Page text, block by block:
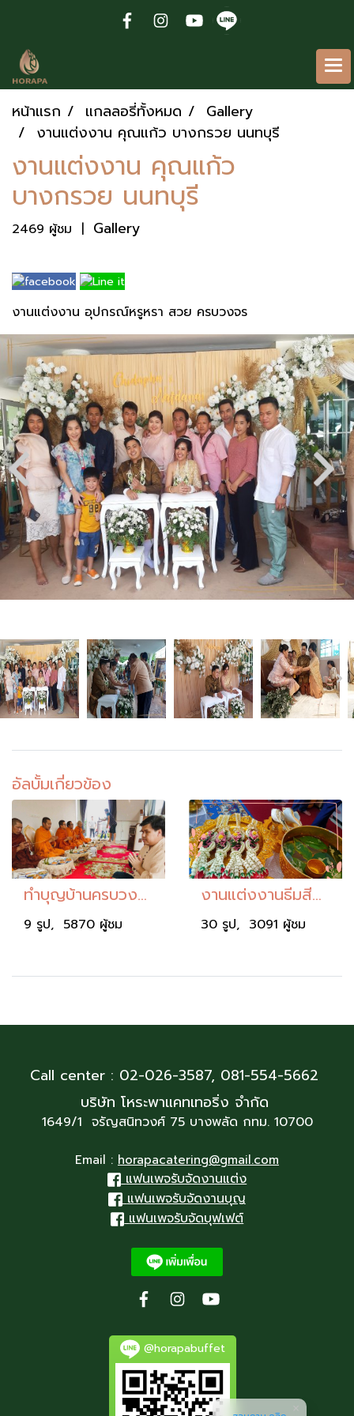
หน้าแรก แกลลอรี่ทั้งหมด
Gallery
งานแต่งงาน คุณแก้ว บางกรวย นนทบุรี
งานแต่งงาน คุณแก้ว
บางกรวย นนทบุรี
2469 ผู้ชม | Gallery
งานแต่งงาน อุปกรณ์หรูหรา สวย ครบวงจร
อัลบั้มเกี่ยวข้อง
ทำบุญบ้านครบวงจร
9 รูป, 5870 ผู้ชม
งานแต่งงานธีมสีฟ้า ขาว
30 รูป, 3091 ผู้ชม
Call center : 02-026-3587, 081-554-5662
บริษัท โหระพาแคทเทอริ่ง จำกัด
1649/1 จรัญสนิทวงศ์ 75 บางพลัด กทม. 10700
Email : horapacatering@gmail.com
แฟนเพจรับจัดงานแต่ง
แฟนเพจรับจัดงานบุญ
แฟนเพจรับจัดบุฟเฟต์
@horapabuffet